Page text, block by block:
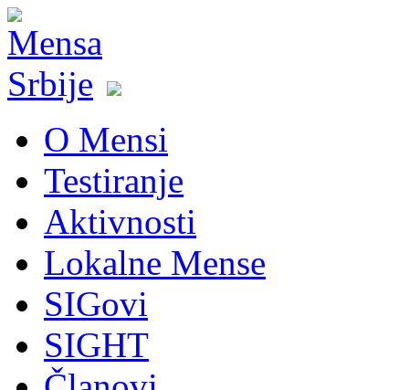
O Mensi
Testiranje
Aktivnosti
Lokalne Mense
SIGovi
SIGHT